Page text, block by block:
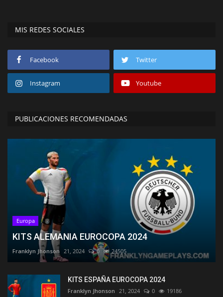
MIS REDES SOCIALES
Facebook Twitter
Instagram Youtube
PUBLICACIONES RECOMENDADAS
Europa
KITS ALEMANIA EUROCOPA 2024
Franklyn Jhonson 21, 2024 0 24505
KITS ESPAÑA EUROCOPA 2024
Franklyn Jhonson 21, 2024 0 19186